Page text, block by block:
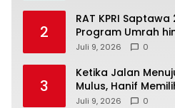
2
RAT KPRI
Program Umrah
Dikembangkan
Juli 9, 2026 0
3
Ketika Jalan
Mulus, Hanif
Juli 9, 2026 0